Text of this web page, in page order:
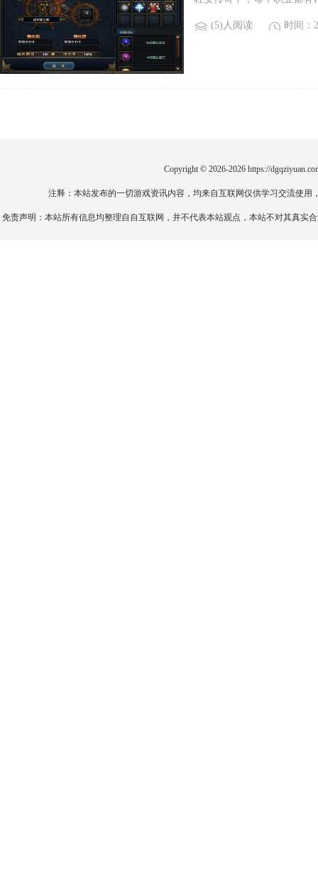
(5)人阅读 时间：
Copyright © 2026-2026 https://
注释：本站发布的一切游戏资讯内容，均来自互联网仅供学习交流使
免责声明：本站所有信息均整理自自互联网，并不代表本站观点，本站不对其真实